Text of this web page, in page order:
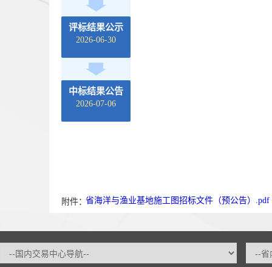
评标结果公示
2026-06-30
中标结果公告
2026-07-06
附件：省海洋与渔业基地施工图招标文件（预公告）.pdf